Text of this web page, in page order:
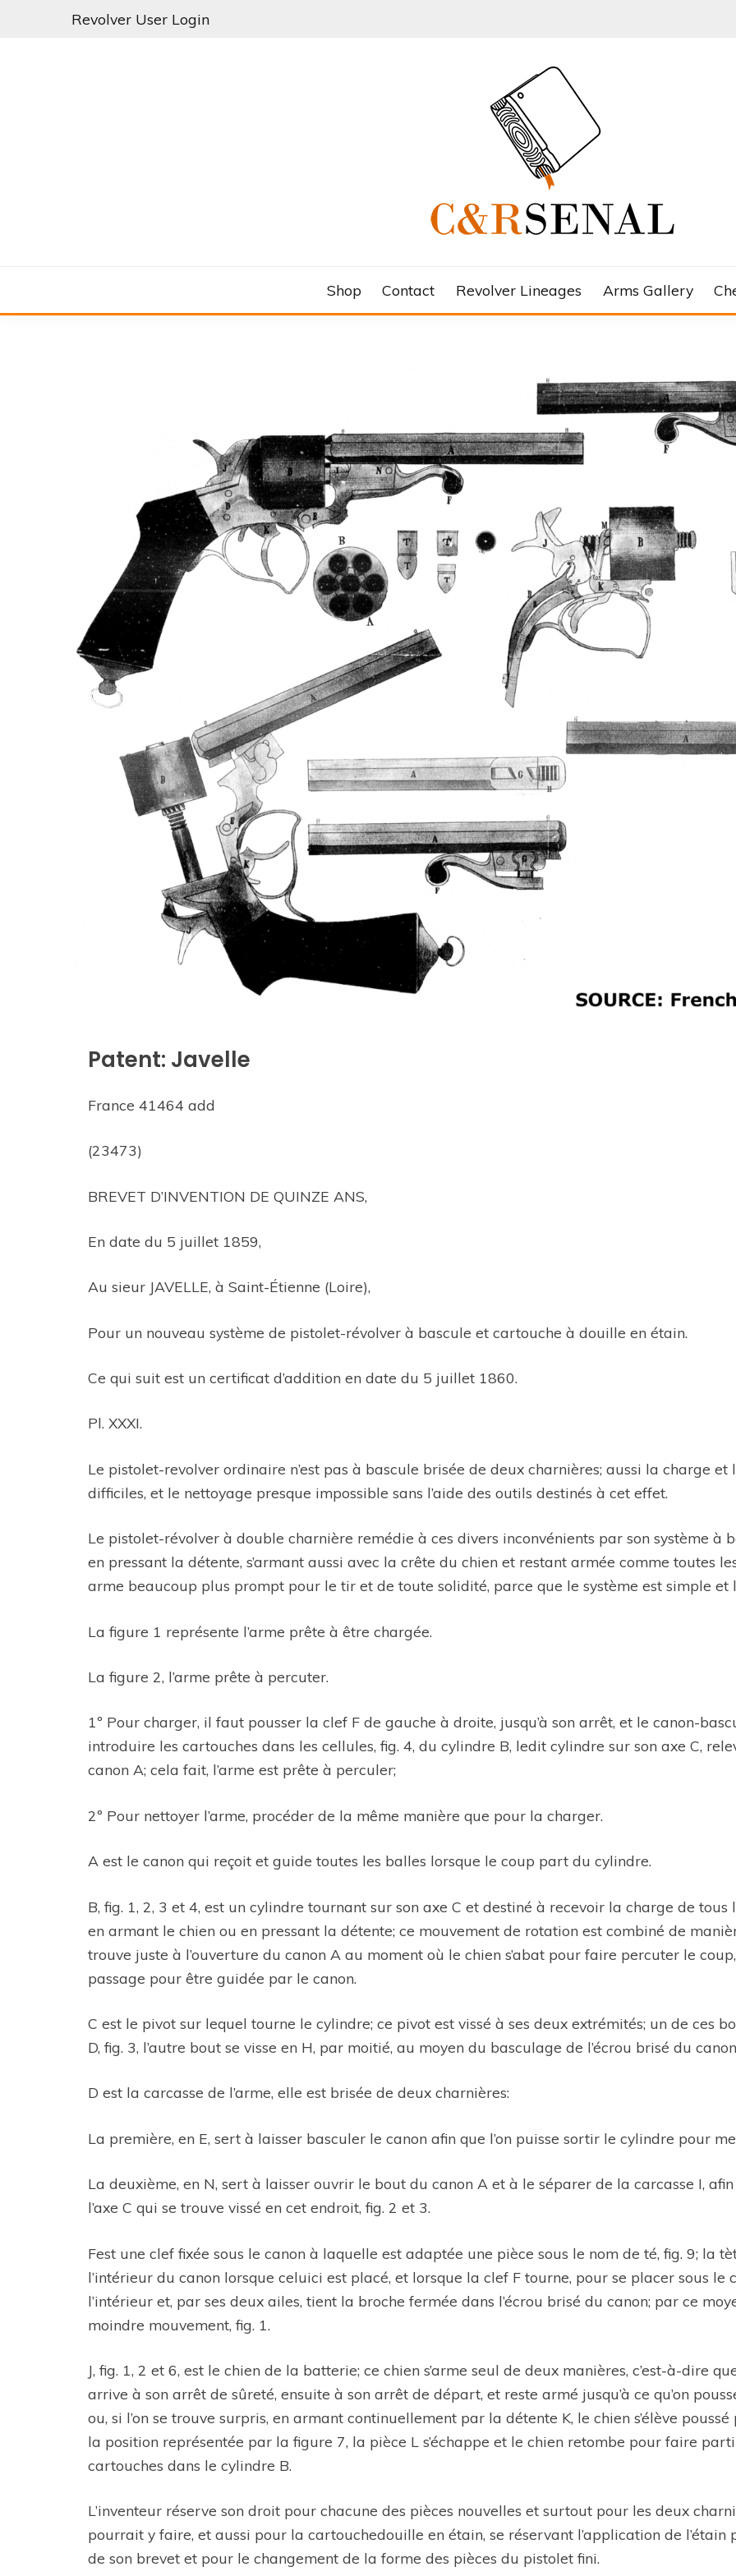
Revolver User Login
Shop Contact Revolver Lineages Arms Gallery
Patent: Javelle
France 41464 add
(23473)
BREVET D’INVENTION DE QUINZE ANS,
En date du 5 juillet 1859,
Au sieur JAVELLE, à Saint-Étienne (Loire),
Pour un nouveau système de pistolet-révolver à bascule et cartouche à douille en étain.
Ce qui suit est un certificat d’addition en date du 5 juillet 1860.
Pl. XXXI.
Le pistolet-revolver ordinaire n’est pas à bascule brisée de deux charnières; aussi la charge
difficiles, et le nettoyage presque impossible sans l’aide des outils destinés à cet effet.
Le pistolet-révolver à double charnière remédie à ces divers inconvénients par son système à
en pressant la détente, s’armant aussi avec la crête du chien et restant armée comme toutes
arme beaucoup plus prompt pour le tir et de toute solidité, parce que le système est simple et
La figure 1 représente l’arme prête à être chargée.
La figure 2, l’arme prête à percuter.
1º Pour charger, il faut pousser la clef F de gauche à droite, jusqu’à son arrêt, et le canon-
introduire les cartouches dans les cellules, fig. 4, du cylindre B, ledit cylindre sur son axe C,
canon A; cela fait, l’arme est prête à perculer;
2º Pour nettoyer l’arme, procéder de la même manière que pour la charger.
A est le canon qui reçoit et guide toutes les balles lorsque le coup part du cylindre.
B, fig. 1, 2, 3 et 4, est un cylindre tournant sur son axe C et destiné à recevoir la charge de
en armant le chien ou en pressant la détente; ce mouvement de rotation est combiné de
trouve juste à l’ouverture du canon A au moment où le chien s’abat pour faire percuter le
passage pour être guidée par le canon.
C est le pivot sur lequel tourne le cylindre; ce pivot est vissé à ses deux extrémités; un de ces
D, fig. 3, l’autre bout se visse en H, par moitié, au moyen du basculage de l’écrou brisé du
D est la carcasse de l’arme, elle est brisée de deux charnières:
La première, en E, sert à laisser basculer le canon afin que l’on puisse sortir le cylindre pour
La deuxième, en N, sert à laisser ouvrir le bout du canon A et à le séparer de la carcasse I,
l’axe C qui se trouve vissé en cet endroit, fig. 2 et 3.
Fest une clef fixée sous le canon à laquelle est adaptée une pièce sous le nom de té, fig. 9; la
l’intérieur du canon lorsque celuici est placé, et lorsque la clef F tourne, pour se placer sous le
l’intérieur et, par ses deux ailes, tient la broche fermée dans l’écrou brisé du canon; par ce
moindre mouvement, fig. 1.
J, fig. 1, 2 et 6, est le chien de la batterie; ce chien s’arme seul de deux manières, c’est-à-dire
arrive à son arrêt de sûreté, ensuite à son arrêt de départ, et reste armé jusqu’à ce qu’on
ou, si l’on se trouve surpris, en armant continuellement par la détente K, le chien s’élève
la position représentée par la figure 7, la pièce L s’échappe et le chien retombe pour faire
cartouches dans le cylindre B.
L’inventeur réserve son droit pour chacune des pièces nouvelles et surtout pour les deux
pourrait y faire, et aussi pour la cartouchedouille en étain, se réservant l’application de l’étain
de son brevet et pour le changement de la forme des pièces du pistolet fini.